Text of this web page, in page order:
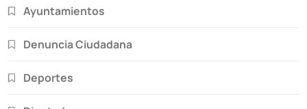
Ayuntamientos
Denuncia Ciudadana
Deportes